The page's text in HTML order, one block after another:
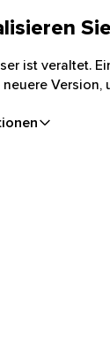
ist veraltet.